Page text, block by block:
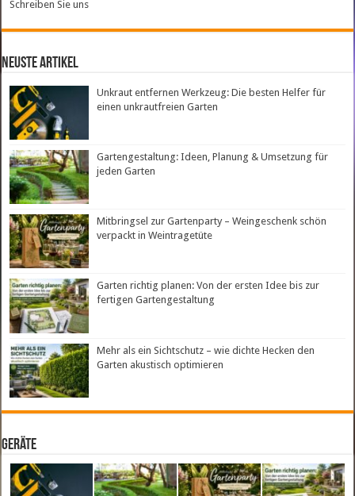
Schreiben Sie uns
neuste Artikel
Unkraut entfernen Werkzeug: Die besten Helfer für
einen unkrautfreien Garten
Gartengestaltung: Ideen, Planung & Umsetzung für
jeden Garten
Mitbringsel zur Gartenparty – Weingeschenk schön
verpackt in Weintragetüte
Garten richtig planen: Von der ersten Idee bis zur
fertigen Gartengestaltung
Mehr als ein Sichtschutz – wie dichte Hecken den
Garten akustisch optimieren
Geräte